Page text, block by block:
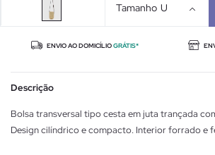
Tamanho U
ENVIO AO DOMICÍLIOGRÁTIS*
Descrição
Bolsa transversal tipo cesta em juta trançada
Design cilíndrico e compacto. Interior forrado e